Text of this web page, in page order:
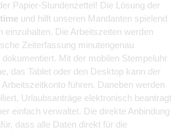
Papier-Stundenzettel! Die Lösung der
und hilft unseren Mandanten spielend
einzuhalten. Die Arbeitszeiten werden
Zeiterfassung minutengenau
Mit der mobilen Stempeluhr
das Tablet oder den Desktop kann der
führen. Daneben werden
Urlaubsanträge elektronisch beantragt
einfach verwaltet. Die direkte Anbindung
dass alle Daten direkt für die